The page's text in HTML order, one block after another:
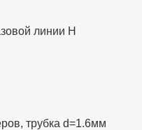
линии Н
трубка d=1.6мм